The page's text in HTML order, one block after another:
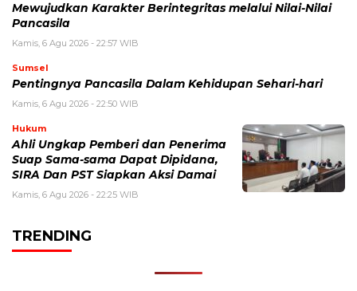
Mewujudkan Karakter Berintegritas melalui Nilai-Nilai
Pancasila
Kamis, 6 Agu 2026 - 22:57 WIB
Sumsel
Pentingnya Pancasila Dalam Kehidupan Sehari-hari
Kamis, 6 Agu 2026 - 22:50 WIB
Hukum
Ahli Ungkap Pemberi dan Penerima
Suap Sama-sama Dapat Dipidana,
SIRA Dan PST Siapkan Aksi Damai
Kamis, 6 Agu 2026 - 22:25 WIB
TRENDING